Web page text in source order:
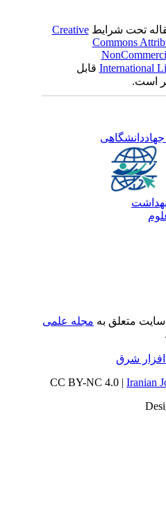
تحت شرایطCreative
Commons
Internationalقابل
است.
متعلق بهمجله علمی
شرق